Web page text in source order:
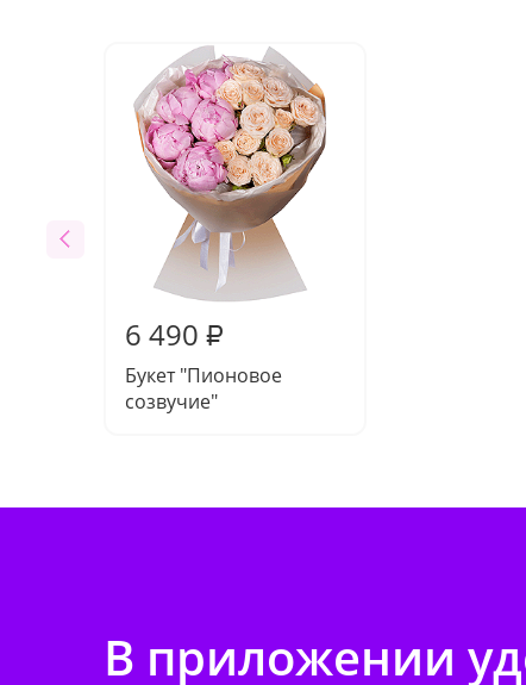
6 490 ₽
Букет "Пионовое
созвучие"
В приложении